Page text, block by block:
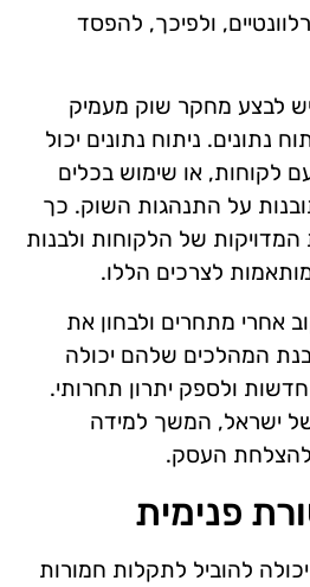
ולפיכך, להפסד
לבצע מחקר שוק מעמיק
נתונים. ניתוח נתונים יכול
לקוחות, או שימוש בכלים
על התנהגות השוק. כך
המדויקות של הלקוחות ולבנות
לצרכים הללו.
אחרי מתחרים ולבחון את
המהלכים שלהם יכולה
חדשות ולספק יתרון תחרותי.
של ישראל, המשך למידה
להצלחת העסק.
פנימית
להוביל לתקלות חמורות